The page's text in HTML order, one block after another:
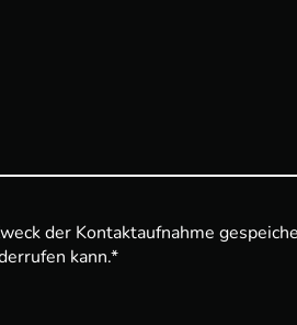
der Kontaktaufnahme
kann.*